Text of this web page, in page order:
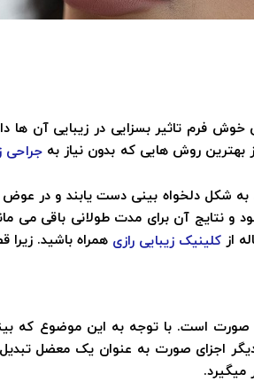
فرم تاثیر بسزایی در زیبایی آن ها
روش هایی که بدون نیاز به جراحی
به شکل دلخواه بینی دست یابند و در
آن برای مدت طولانی باقی می
ازکلینیک زیبایی رازی همراه باشید.
صورت است. با توجه به این موضوع که
اجزای صورت به عنوان یک معضل
میگیرد.